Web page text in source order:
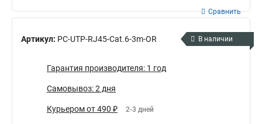
Артикул: PC-UTP-RJ45-Cat.6-3m-OR
Сравнить
В наличии
Гарантия производителя: 1 год
Самовывоз: 2 дня
Курьером от 490 ₽ 2-3 дней